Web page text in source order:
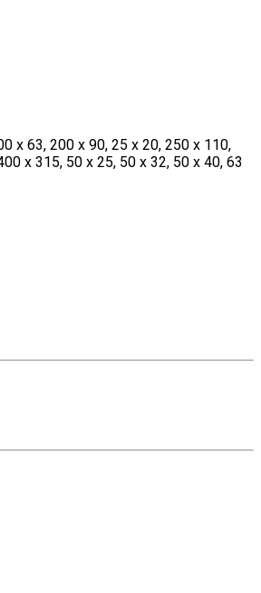
x 63, 200 x 90, 25 x 20, 250 x 110,
x 315, 50 x 25, 50 x 32, 50 x 40, 63